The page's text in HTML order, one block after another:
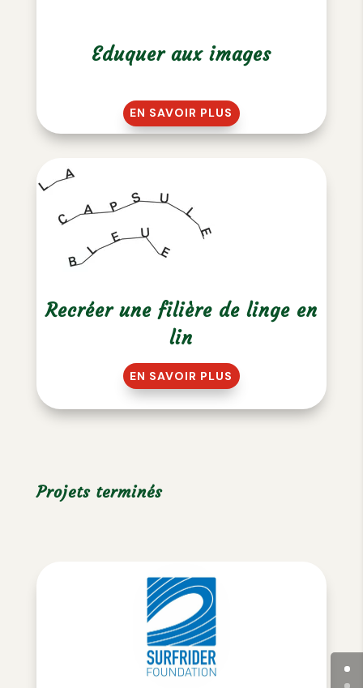
Eduquer aux images
EN SAVOIR PLUS
Recréer une filière de linge en
lin
EN SAVOIR PLUS
Projets terminés